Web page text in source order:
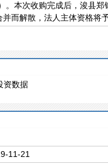
。本次收购完成后，浚县
并而解散，法人主体资格将
资数据
11-21